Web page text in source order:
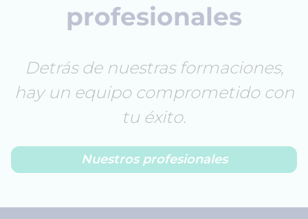
profesionales
Detrás de nuestras formaciones,
hay un equipo comprometido con
tu éxito.
Nuestros profesionales